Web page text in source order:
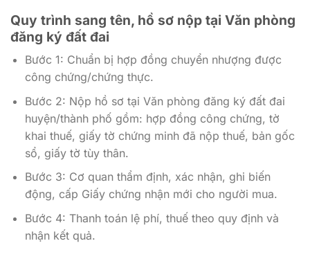
Quy trình sang tên, hồ sơ nộp tại Văn phòng
đăng ký đất đai
Bước 1: Chuẩn bị hợp đồng chuyển nhượng được
công chứng/chứng thực.
Bước 2: Nộp hồ sơ tại Văn phòng đăng ký đất đai
huyện/thành phố gồm: hợp đồng công chứng, tờ
khai thuế, giấy tờ chứng minh đã nộp thuế, bản gốc
sổ, giấy tờ tùy thân.
Bước 3: Cơ quan thẩm định, xác nhận, ghi biến
động, cấp Giấy chứng nhận mới cho người mua.
Bước 4: Thanh toán lệ phí, thuế theo quy định và
nhận kết quả.